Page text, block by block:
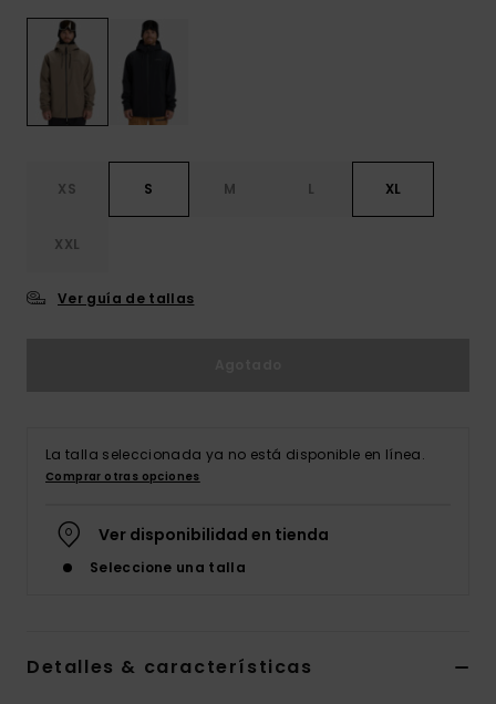
XS S M L XL
XXL
Ver guía de tallas
La talla seleccionada ya no está disponible en línea.
Comprar otras opciones
Ver disponibilidad en tienda
Seleccione una talla
Detalles & características